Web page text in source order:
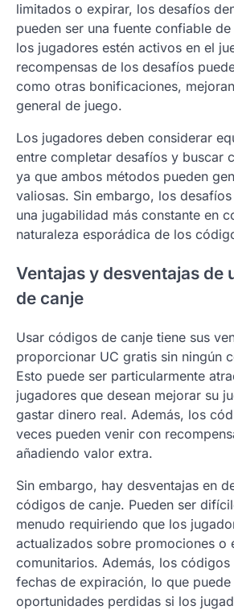
limitados o expirar, los desafíos
pueden ser una fuente confiable
los jugadores estén activos en el
recompensas de los desafíos
como otras bonificaciones,
general de juego.
Los jugadores deben considerar
entre completar desafíos y buscar
ya que ambos métodos pueden
valiosas. Sin embargo, los
una jugabilidad más constante en
naturaleza esporádica de los
Ventajas y desventajas de
de canje
Usar códigos de canje tiene sus
proporcionar UC gratis sin ningún
Esto puede ser particularmente
jugadores que desean mejorar su
gastar dinero real. Además, los
veces pueden venir con
añadiendo valor extra.
Sin embargo, hay desventajas en
códigos de canje. Pueden ser
menudo requiriendo que los
actualizados sobre promociones o
comunitarios. Además, los códigos
fechas de expiración, lo que puede
oportunidades perdidas si los